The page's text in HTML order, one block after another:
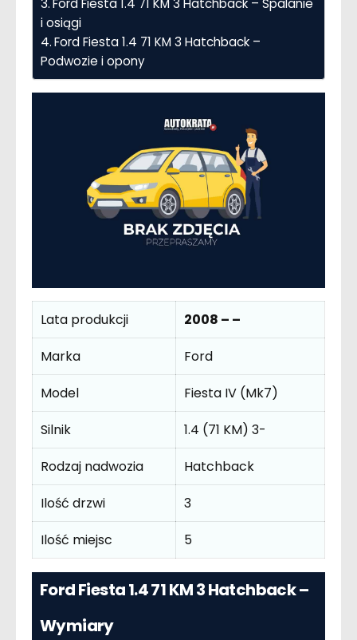
Ford Fiesta 1.4 71 KM 3 Hatchback – Spalanie
i osiągi
Ford Fiesta 1.4 71 KM 3 Hatchback –
Podwozie i opony
Lata produkcji
2008 – –
Marka
Ford
Model
Fiesta IV (Mk7)
Silnik
1.4 (71 KM) 3-
Rodzaj nadwozia
Hatchback
Ilość drzwi
3
Ilość miejsc
5
Ford Fiesta 1.4 71 KM 3 Hatchback –
Wymiary